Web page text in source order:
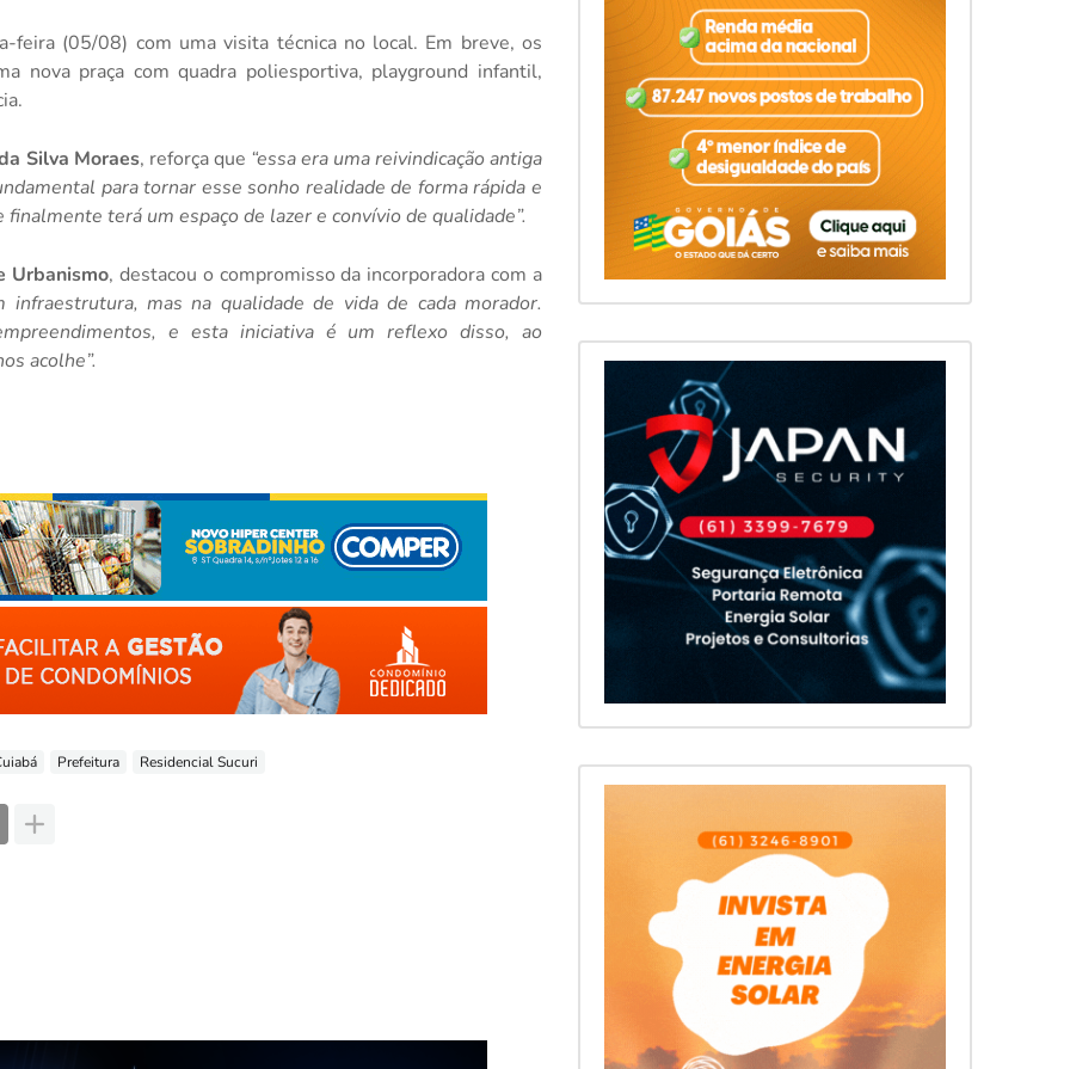
feira (05/08) com uma visita técnica no local. Em breve, os
nova praça com quadra poliesportiva, playground infantil,
Silva Moraes, reforça que “essa era uma reivindicação antiga
para tornar esse sonho realidade de forma rápida e
terá um espaço de lazer e convívio de qualidade”.
Urbanismo, destacou o compromisso da incorporadora com a
infraestrutura, mas na qualidade de vida de cada morador.
e esta iniciativa é um reflexo disso, ao
acolhe”.
Prefeitura Residencial Sucuri